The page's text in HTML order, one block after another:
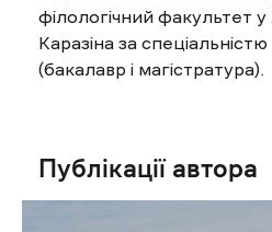
філологічний факультет
Каразіна за
(бакалавр і магістратура).
Публікації автора